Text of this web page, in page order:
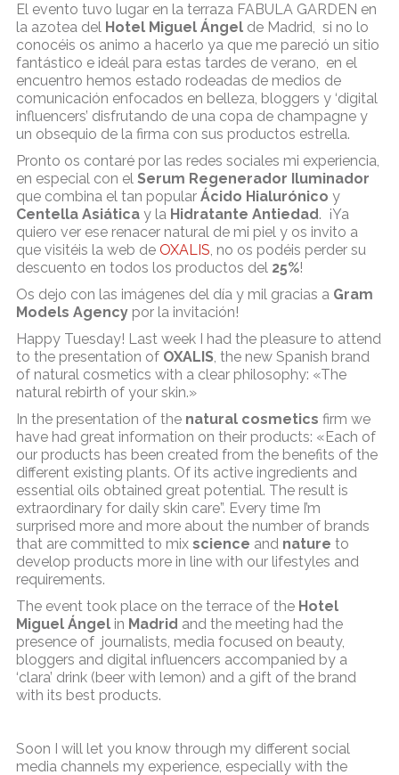
El evento tuvo lugar en la terraza FABULA GARDEN en
la azotea del Hotel Miguel Ángelde Madrid, si no lo
conocéis os animo a hacerlo ya que me pareció un sitio
fantástico e ideál para estas tardes de verano, en el
encuentro hemos estado rodeadas de medios de
comunicación enfocados en belleza, bloggers y ‘digital
influencers’ disfrutando de una copa de champagne y
un obsequio de la firma con sus productos estrella.
Pronto os contaré por las redes sociales mi experiencia,
en especial con el Serum Regenerador Iluminador
que combina el tan popular Ácido Hialurónico y
Centella Asiáticay la Hidratante Antiedad. ¡Ya
quiero ver ese renacer natural de mi piel y os invito a
que visitéis la web de OXALIS, no os podéis perder su
descuento en todos los productos del 25%!
Os dejo con las imágenes del día y mil gracias a Gram
Models Agencypor la invitación!
Happy Tuesday! Last week I had the pleasure to attend
to the presentation of OXALIS, the new Spanish brand
of natural cosmetics with a clear philosophy: «The
natural rebirth of your skin.»
In the presentation of the natural cosmetics firm we
have had great information on their products: «Each of
our products has been created from the benefits of the
different existing plants. Of its active ingredients and
essential oils obtained great potential. The result is
extraordinary for daily skin care”. Every time I’m
surprised more and more about the number of brands
that are committed to mix science and nature to
develop products more in line with our lifestyles and
requirements.
The event took place on the terrace of the Hotel
Miguel Ángelin Madrid and the meeting had the
presence of journalists, media focused on beauty,
bloggers and digital influencers accompanied by a
‘clara’ drink (beer with lemon) and a gift of the brand
with its best products.
Soon I will let you know through my different social
media channels my experience, especially with the